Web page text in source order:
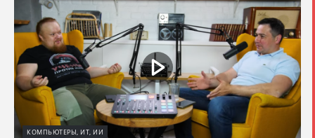
КОМПЬЮТЕРЫ, ИТ, ИИ